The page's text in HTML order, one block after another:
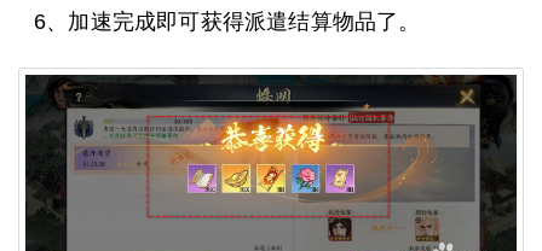
6、加速完成即可获得派遣结算物品了。